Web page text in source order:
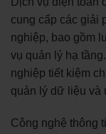
cung cấp các giải
nghiệp, bao gồm
vụ quản lý hạ
nghiệp tiết kiệm
quản lý dữ liệu và
Công nghệ thông